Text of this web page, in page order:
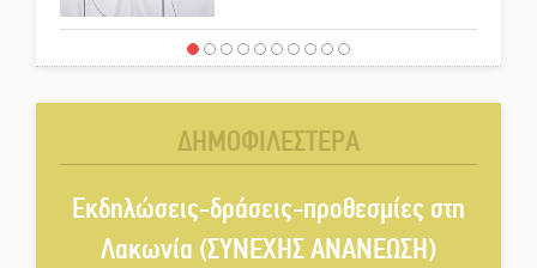
Έρχεται η 1η Γιορτή Μπύρας
Παγιώνεται δημοσκοπικά ο…
δικομματισμός ΝΔ – ΕΛΑΣ
ΔΗΜΟΦΙΛΕΣΤΕΡΑ
Εκδηλώσεις-δράσεις-προθεσμίες στη
Λακωνία (ΣΥΝΕΧΗΣ ΑΝΑΝΕΩΣΗ)